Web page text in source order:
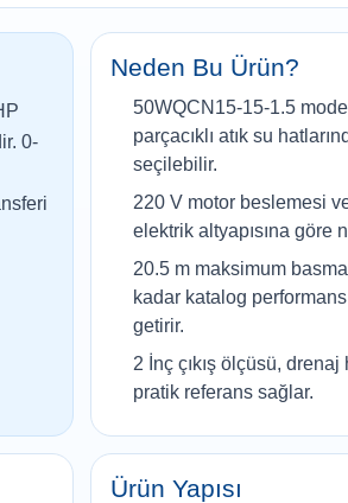
0-
Neden Bu Ürün?
50WQCN15-15-1.5
parçacıklı atık su
seçilebilir.
220 V motor beslemesi
elektrik altyapısına göre
20.5 m maksimum
kadar katalog
getirir.
2 İnç çıkış ölçüsü, drenaj
pratik referans sağlar.
Ürün Yapısı